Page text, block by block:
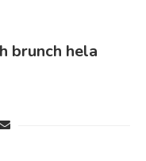
brunch hela